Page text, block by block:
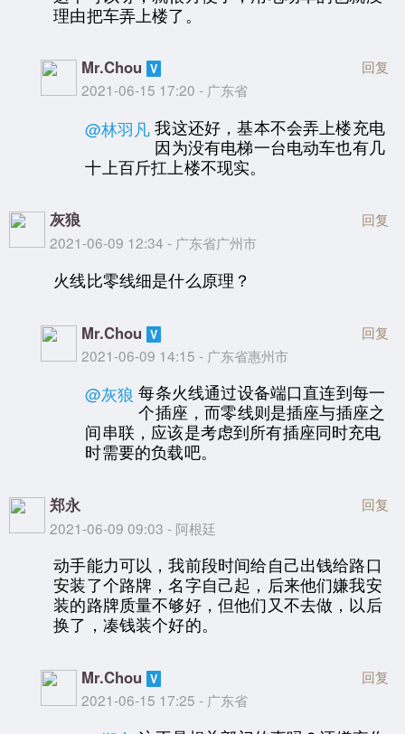
理由把车弄上楼了。
Mr.Chou
2021-06-15 17:20 - 广东省
回复
@林羽凡 我这还好，基本不会弄上楼充电
因为没有电梯一台电动车也有几
十上百斤扛上楼不现实。
灰狼
2021-06-09 12:34 - 广东省广州市
回复
火线比零线细是什么原理？
Mr.Chou
2021-06-09 14:15 - 广东省惠州市
回复
@灰狼 每条火线通过设备端口直连到每一
个插座，而零线则是插座与插座之
间串联，应该是考虑到所有插座同时充电
时需要的负载吧。
郑永
2021-06-09 09:03 - 阿根廷
回复
动手能力可以，我前段时间给自己出钱给路口
安装了个路牌，名字自己起，后来他们嫌我安
装的路牌质量不够好，但他们又不去做，以后
换了，凑钱装个好的。
Mr.Chou
2021-06-15 17:25 - 广东省
回复